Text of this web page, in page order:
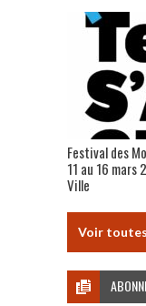
Festival des
11 au 16 mars
Ville
Voir